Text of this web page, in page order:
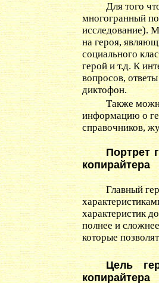
Для того
многогранный
исследование).
на героя,
социального
герой и т.д. К
вопросов,
диктофон.
Также
информацию о
справочников,
Портрет
копирайтера
Главный
характеристик
полнее и
которые
Цель
копирайтера